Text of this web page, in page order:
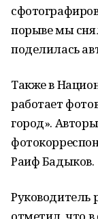
порыве мы
поделилась
Также в
работает
город».
Раиф Бадыков.
Руководитель